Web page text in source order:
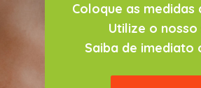
Coloque as medidas
Utilize o
Saiba de imediato